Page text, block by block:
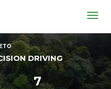
DRIVING
7